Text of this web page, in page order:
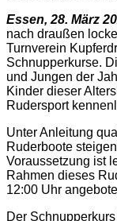
Essen, 28. März
nach draußen
Turnverein
Schnupperkurse.
und Jungen der
Kinder dieser
Rudersport
Unter Anleitung
Ruderboote
Voraussetzung ist
Rahmen dieses
12:00 Uhr
Der